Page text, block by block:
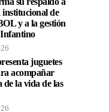
institucional de
y a la gestión
juguetes
acompañar
de la vida de las